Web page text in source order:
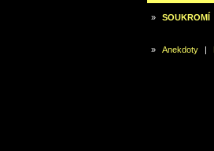
» SOUKROMÍ
» Anekdoty |